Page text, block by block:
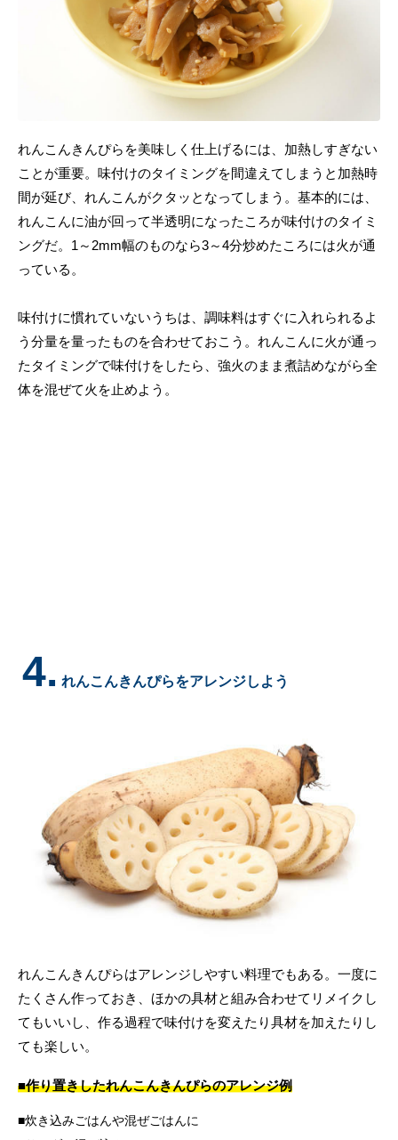
れんこんきんぴらを美味しく仕上げるには、加熱しすぎない
ことが重要。味付けのタイミングを間違えてしまうと加熱時
間が延び、れんこんがクタッとなってしまう。基本的には、
れんこんに油が回って半透明になったころが味付けのタイミ
ングだ。1～2mm幅のものなら3～4分炒めたころには火が通
っている。
味付けに慣れていないうちは、調味料はすぐに入れられるよ
う分量を量ったものを合わせておこう。れんこんに火が通っ
たタイミングで味付けをしたら、強火のまま煮詰めながら全
体を混ぜて火を止めよう。
4. れんこんきんぴらをアレンジしよう
れんこんきんぴらはアレンジしやすい料理でもある。一度に
たくさん作っておき、ほかの具材と組み合わせてリメイクし
てもいいし、作る過程で味付けを変えたり具材を加えたりし
ても楽しい。
■作り置きしたれんこんきんぴらのアレンジ例
炊き込みごはんや混ぜごはんに